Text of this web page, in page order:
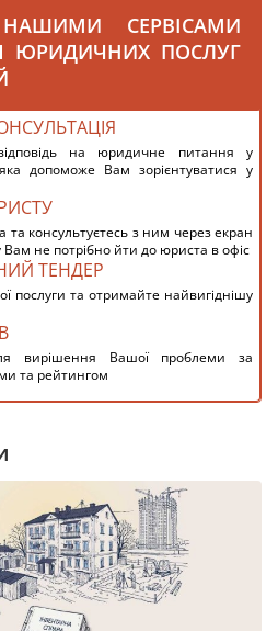
НАШИМИ СЕРВІСАМИ
ЮРИДИЧНИХ ПОСЛУГ
на юридичне питання у
допоможе Вам зорієнтуватися у
та консультуєтесь з ним через екран
не потрібно йти до юриста в офіс
ТЕНДЕР
послуги та отримайте найвигіднішу
вирішення Вашої проблеми за
та рейтингом